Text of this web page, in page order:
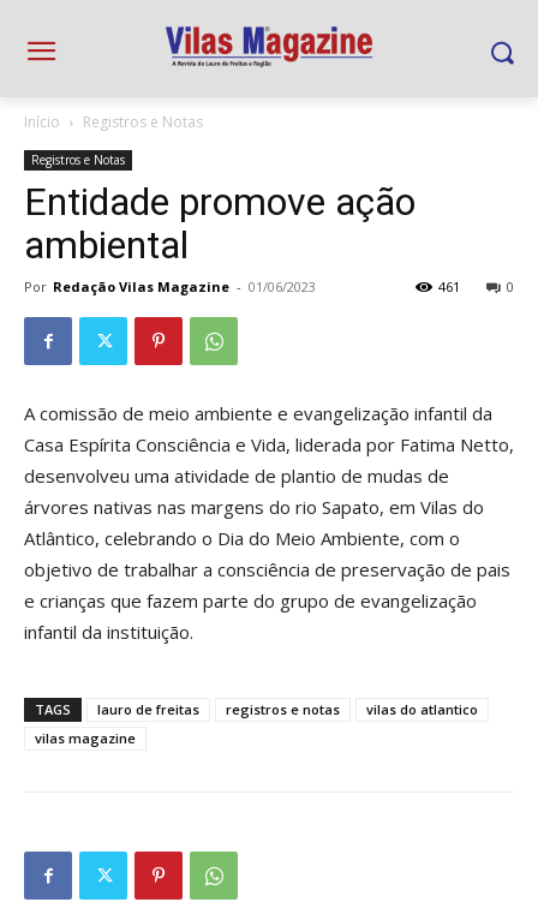
Início Registros e Notas
Registros e Notas
Entidade promove ação
ambiental
Por Redação Vilas Magazine - 01/06/2023 0
461
A comissão de meio ambiente e evangelização infantil da
Casa Espírita Consciência e Vida, liderada por Fatima Netto,
desenvolveu uma atividade de plantio de mudas de
árvores nativas nas margens do rio Sapato, em Vilas do
Atlântico, celebrando o Dia do Meio Ambiente, com o
objetivo de trabalhar a consciência de preservação de pais
e crianças que fazem parte do grupo de evangelização
infantil da instituição.
TAGS lauro de freitas registros e notas
vilas do atlantico
vilas magazine